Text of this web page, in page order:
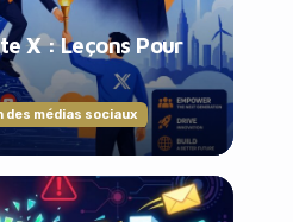
X : Leçons Pour
des médias sociaux